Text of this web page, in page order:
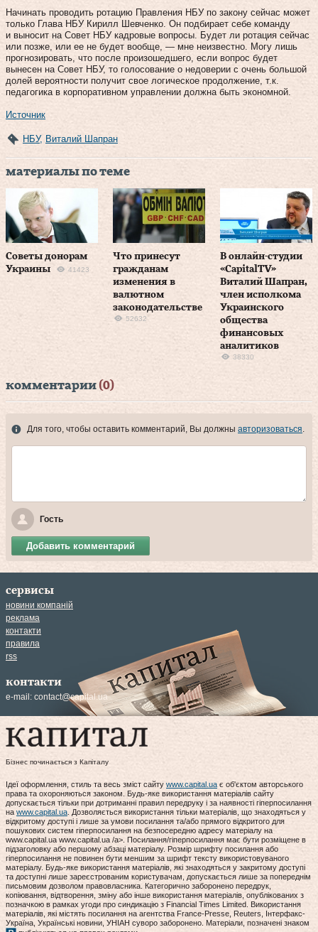
Начинать проводить ротацию Правления НБУ по закону сейчас может
только Глава НБУ Кирилл Шевченко. Он подбирает себе команду
и выносит на Совет НБУ кадровые вопросы. Будет ли ротация сейчас
или позже, или ее не будет вообще, — мне неизвестно. Могу лишь
прогнозировать, что после произошедшего, если вопрос будет
вынесен на Совет НБУ, то голосование о недоверии с очень большой
долей вероятности получит свое логическое продолжение, т.к.
педагогика в корпоративном управлении должна быть экономной.
Источник
НБУ, Виталий Шапран
материалы по теме
Советы донорам
Украины
41423
Что принесут
гражданам
изменения в
валютном
законодательстве
52632
В онлайн-студии
«CapitalTV»
Виталий Шапран,
член исполкома
Украинского
общества
финансовых
аналитиков
38330
комментарии (0)
Для того, чтобы оставить комментарий, Вы должны авторизоваться.
Гость
Добавить комментарий
сервисы
новини компаній
реклама
контакти
правила
rss
контакти
e-mail: contact@capital.ua
Бізнес починається з Капіталу
Ідеї оформлення, стиль та весь зміст сайту www.capital.uaє об'єктом авторського
права та охороняються законом. Будь-яке використання матеріалів сайту
допускається тільки при дотриманні правил передруку і за наявності гіперпосилання
на www.capital.ua. Дозволяється використання тільки матеріалів, що знаходяться у
відкритому доступі і лише за умови посилання та/або прямого відкритого для
пошукових систем гіперпосилання на безпосередню адресу матеріалу на
www.capital.ua www.capital.ua /a>. Посилання/гіперпосилання має бути розміщене в
підзаголовку або першому абзаці матеріалу. Розмір шрифту посилання або
гіперпосилання не повинен бути меншим за шрифт тексту використовуваного
матеріалу. Будь-яке використання матеріалів, які знаходяться у закритому доступі
та доступні лише зареєстрованим користувачам, допускається лише за попереднім
письмовим дозволом правовласника. Категорично заборонено передрук,
копіювання, відтворення, зміну або інше використання матеріалів, опублікованих з
позначкою в рамках угоди про синдикацію з Financial Times Limited. Використання
матеріалів, які містять посилання на агентства France-Presse, Reuters, Інтерфакс-
Україна, Українські новини, УНІАН суворо заборонено. Матеріали, позначені знаком